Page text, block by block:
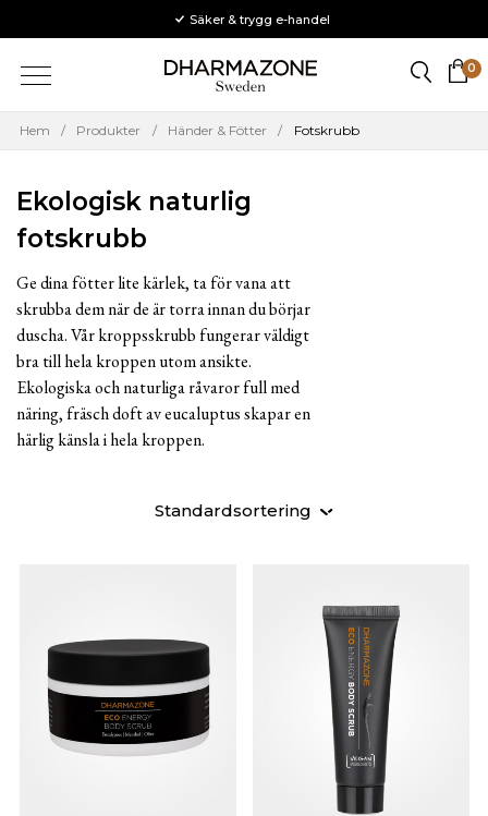
Svenska & ekologiska produkter
Säker & trygg e-handel
Fri frakt över 300 kr & betalning via Klarna
Meny 0
Hem / Produkter / Händer & Fötter / Fotskrubb
Ekologisk naturlig
fotskrubb
Ge dina fötter lite kärlek, ta för vana att
skrubba dem när de är torra innan du börjar
duscha. Vår kroppsskrubb fungerar väldigt
bra till hela kroppen utom ansikte.
Ekologiska och naturliga råvaror full med
näring, fräsch doft av eucaluptus skapar en
härlig känsla i hela kroppen.
Standardsortering